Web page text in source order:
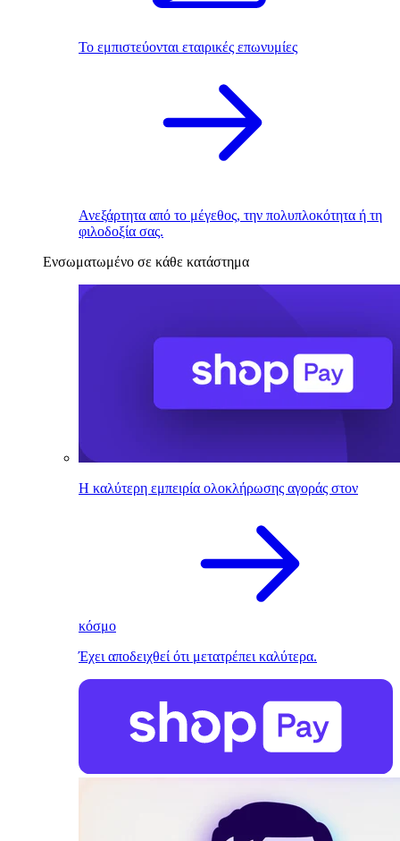
Το εμπιστεύονται εταιρικές επωνυμίες
Ανεξάρτητα από το μέγεθος, την πολυπλοκότητα ή τη
φιλοδοξία σας.
Ενσωματωμένο σε κάθε κατάστημα
Η καλύτερη εμπειρία ολοκλήρωσης αγοράς στον
κόσμο
Έχει αποδειχθεί ότι μετατρέπει καλύτερα.